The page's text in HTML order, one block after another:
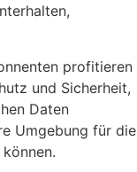
profitieren
und Sicherheit,
Daten
Umgebung für die